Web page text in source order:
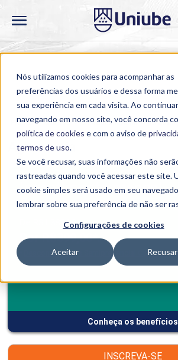
Nós utilizamos cookies para acompanhar as
preferências dos usuários e dessa forma
sua experiência em cada visita. Ao continuar
navegando em nosso site, você concorda
política de cookies e com o aviso de
termos de uso.
Se você recusar, suas informações não
rastreadas quando você acessar este site.
cookie simples será usado em seu
lembrar sobre sua preferência de não ser
Configurações de cookies
Aceitar Recusar
Home > Cursos > Semipresencial >
Agronomia
Investimento mensal
De R$1.382,18
Por R$399,00*.
Desconto Alunos Semipresencial Campus
Conheça os benefícios
INSCREVA-SE